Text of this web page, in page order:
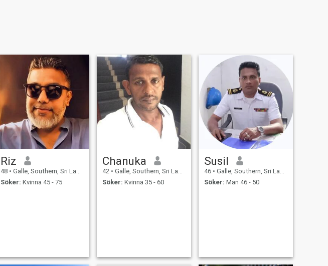
Riz
48 • Galle, Southern, Sri Lanka
Söker: Kvinna 45 - 75
Chanuka
42 • Galle, Southern, Sri Lanka
Söker: Kvinna 35 - 60
Susil
46 • Galle, Southern, Sri Lanka
Söker: Man 46 - 50